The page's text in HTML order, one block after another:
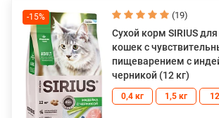
-15% (19)
Сухой корм SIRIUS
кошек с
пищеварением с
черникой (12 кг)
0,4 кг 1,5 кг